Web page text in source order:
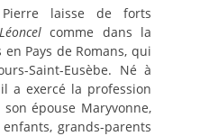
laisse de forts
comme dans la
Pays de Romans, qui
Saint-Eusèbe. Né à
a exercé la profession
épouse Maryvonne,
grands-parents